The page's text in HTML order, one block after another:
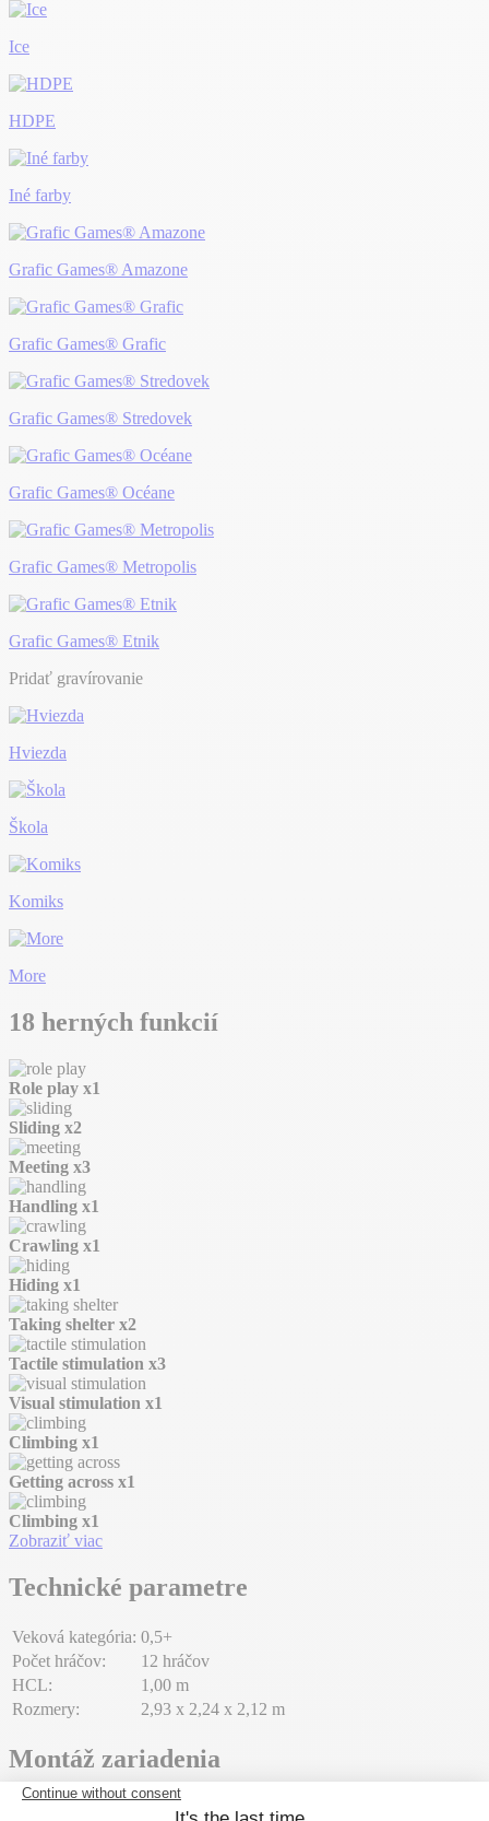
Ice
HDPE
Iné farby
Grafic Games® Amazone
Grafic Games® Grafic
Grafic Games® Stredovek
Grafic Games® Océane
Grafic Games® Metropolis
Grafic Games® Etnik
Pridať gravírovanie
Hviezda
Škola
Komiks
More
18 herných funkcií
Role play x1
Sliding x2
Meeting x3
Handling x1
Crawling x1
Hiding x1
Taking shelter x2
Tactile stimulation x3
Visual stimulation x1
Climbing x1
Getting across x1
Climbing x1
Zobraziť viac
Technické parametre
Veková kategória: 0,5+
Počet hráčov:
12 hráčov
HCL:
1,00 m
Rozmery:
2,93 x 2,24 x 2,12 m
Montáž zariadenia
Počet montážnych technikov: